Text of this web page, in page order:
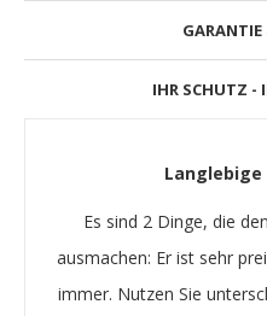
IHR SCHUTZ -
Es sind 2 Dinge, die
ausmachen: Er ist sehr
immer. Nutzen Sie